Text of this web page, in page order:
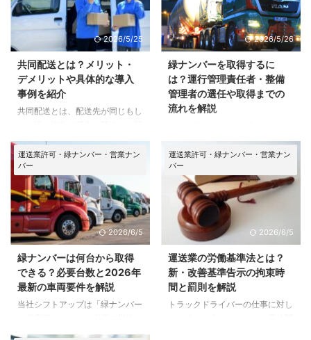
2026/5/25
共同配送とは？メリット・
デメリットや具体的な導入
事例を紹介
共同配送とは、配送先が同じもし
じトラックでまとめて配送するこ
とです。2024年問題に伴うドラ
イバーの人手不足や環境への負担
を解決する効率的な配送方法とし
て、近年注目されています。 本
記事では、共同配送とは何か詳し
く解説すると共に、メリットやデ
メリット、事例等も紹介していき
ても取り上げるので、ぜひ参考に
してください。 共同配送とは？
共同配送とは、配送先が同じもし
くは近い複数の荷主の荷物を、1
仕組みです。 例えば、3つ ...
2026/5/26
緑ナンバーを取得するに
は？運行管理責任者・整備
管理者の選任や取得までの
流れを解説
は一般貨物自動車運送事業許可を
取得し、車両・営業所・車庫・人
員・資金・安全管理体制を整えた
うえで登録する必要があります。
特に、5台体制、人員確保、資金
証明、物件要件で手戻りが起きや
すいため、車両契約や物件契約を
先に進めすぎないことが大切で
す。 緑ナンバーを取得したいと
考えても、車両を何台そろえるべ
きか、個人でも申請できるのか、
運行管理者や整備管理者をどう選
任すればよいのかで悩む方は少な
運送業許可・緑ナンバー・営業ナン
バー
2026/6/5
緑ナンバーは何台から取得
できる？必要台数と2026年
最新の車両要件を解説
当社シフトアップは「緑ナンバー
運ぶ事業は何台から始められるの
運送業許可・緑ナンバー・営業ナン
バー
2026/6/5
運送業の労働基準法とは？
新・改善基準告示の拘束時
間と罰則を解説
トラックドライバーの仕事に対し